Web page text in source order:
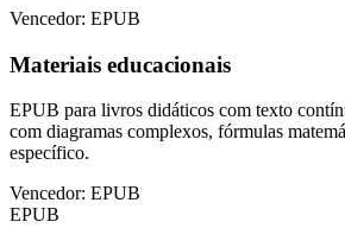
Vencedor: EPUB
Materiais educacionais
EPUB para livros didáticos com texto
com diagramas complexos, fórmulas
específico.
Vencedor: EPUB
EPUB